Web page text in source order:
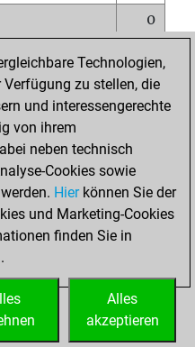
0
0
0
0
Technologien,
zu stellen, die
und interessengerechte
von ihrem
neben technisch
Cookies sowie
Hierkönnen Sie der
und Marketing-Cookies
finden Sie in
.
Alles
akzeptieren